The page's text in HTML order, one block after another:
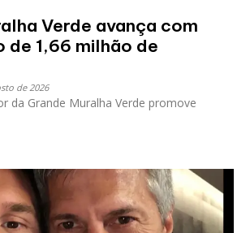
Verde avança com
de 1,66 milhão de
de 2026
da Grande Muralha Verde promove